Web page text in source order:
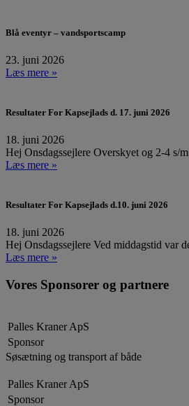
Blå eventyr – vandsportscamp
23. juni 2026
Læs mere »
Resultater For Kapsejlads d. 17. juni 2026
18. juni 2026
Hej Onsdagssejlere Overskyet og 2-4 s/
Læs mere »
Resultater For Kapsejlads d.10. juni 2026
18. juni 2026
Hej Onsdagssejlere Ved middagstid var
Læs mere »
Vores Sponsorer og partnere
Palles Kraner ApS
Sponsor
Søsætning og transport af både
Palles Kraner ApS
Sponsor